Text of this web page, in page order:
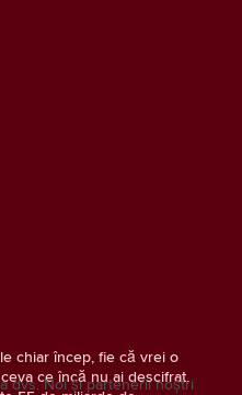
chiar încep, fie că vrei o
ce încă nu ai descifrat.
dvs. Noi și partenerii noștri